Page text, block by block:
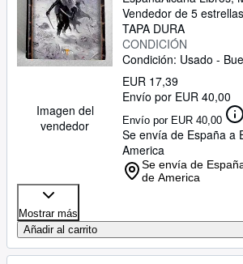
Imagen del
vendedor
Vendedor de 5 estrellas
TAPA DURA
CONDICIÓN
Condición: Usado -
EUR 17,39
Envío por EUR 40,00
Envío por EUR 40,00
Se envía de España a
America
Se envía de
de America
Mostrar más
Añadir al carrito